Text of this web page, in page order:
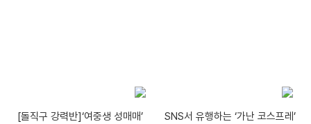
[돌직구 강력반]‘여중생 성매매’
SNS서 유행하는 ‘가난 코스프레’